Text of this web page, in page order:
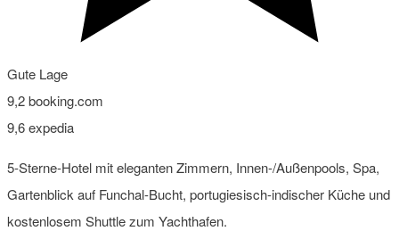
Gute Lage
9,2booking.com
9,6expedia
5-Sterne-Hotel mit eleganten Zimmern, Innen-/Außenpools, Spa,
Gartenblick auf Funchal-Bucht, portugiesisch-indischer Küche und
kostenlosem Shuttle zum Yachthafen.